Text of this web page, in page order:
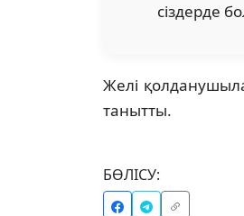
сіздерде
Желі
танытты.
БӨЛІСУ: